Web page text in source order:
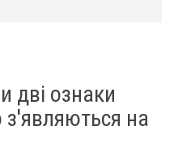
дві ознаки
з'являються на